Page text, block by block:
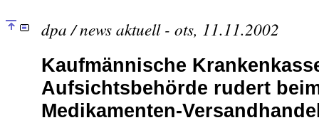
dpa / news aktuell - ots, 11.11.2002
Kaufmännische
Aufsichtsbehörde rudert
Medikamenten-